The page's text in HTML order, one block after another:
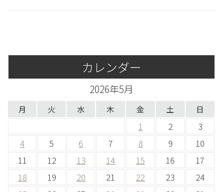
カレンダー
2026年5月
月 火 水 木 金 土 日
1 2
3
4
5 6 7 8 9
10
11
12 13 14 15 16
17
18
19 20 21 22 23
24